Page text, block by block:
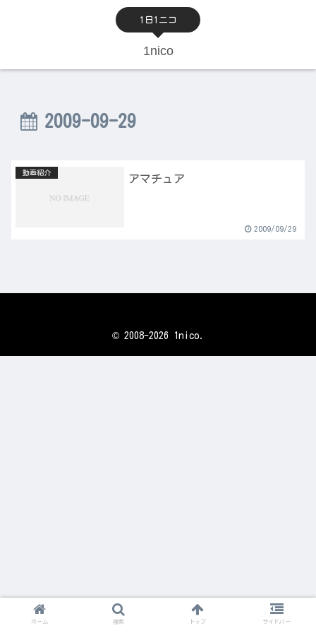
1日1ニコ
1nico
2009-09-29
動画紹介
アマチュア
2009/09/29
© 2008-2026 1nico.
ホーム 検索 トップ サイドバー